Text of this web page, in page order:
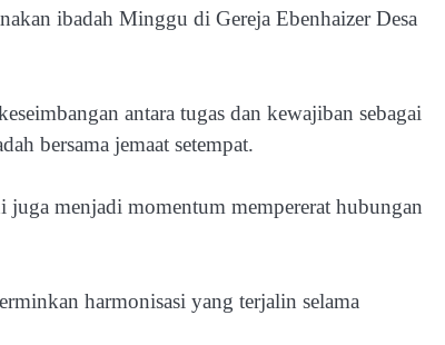
ibadah Minggu di Gereja Ebenhaizer Desa
antara tugas dan kewajiban sebagai
bersama jemaat setempat.
juga menjadi momentum mempererat hubungan
harmonisasi yang terjalin selama